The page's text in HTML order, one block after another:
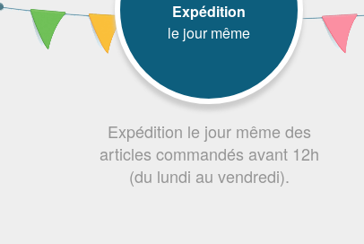
Expédition
le jour même
Expédition le jour même des
articles commandés avant 12h
(du lundi au vendredi).